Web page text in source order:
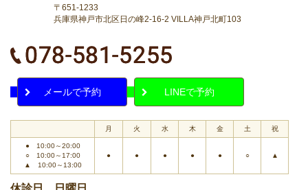
〒651-1233
兵庫県神戸市北区日の峰2-16-2 VILLA神戸北町103
メールで予約 LINEで予約
月 火 水 木 金 土 祝
● 10:00～20:00
○ 10:00～17:00
▲ 10:00～13:00
● ● ● ● ● ○ ▲